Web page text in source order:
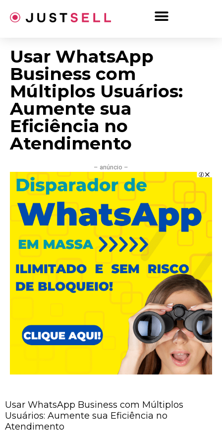
para
Usar WhatsApp
Business com
Múltiplos Usuários:
Aumente sua
Eficiência no
Atendimento
– anúncio –
Usar WhatsApp Business com Múltiplos
Usuários: Aumente sua Eficiência no
Atendimento